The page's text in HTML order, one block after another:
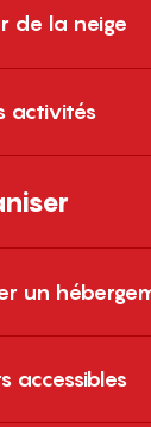
de la neige
activités
un
accessibles